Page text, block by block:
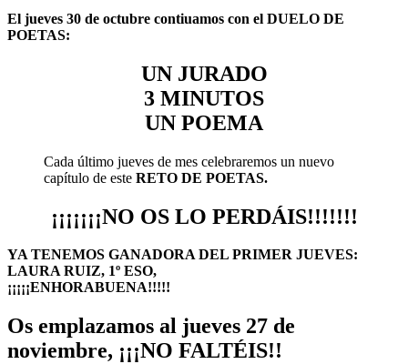
El jueves 30 de octubre contiuamos con el DUELO DE
POETAS:
UN JURADO
3 MINUTOS
UN POEMA
Cada último jueves de mes celebraremos un nuevo
capítulo de este RETO DE POETAS.
¡¡¡¡¡¡¡NO OS LO PERDÁIS!!!!!!!
YA TENEMOS GANADORA DEL PRIMER JUEVES:
LAURA RUIZ, 1º ESO,
¡¡¡¡¡ENHORABUENA!!!!!
Os emplazamos al jueves 27 de
noviembre, ¡¡¡NO FALTÉIS!!